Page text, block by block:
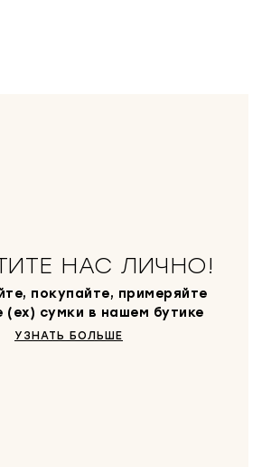
НАС ЛИЧНО!
покупайте, примеряйте
сумки в нашем бутике
УЗНАТЬ БОЛЬШЕ